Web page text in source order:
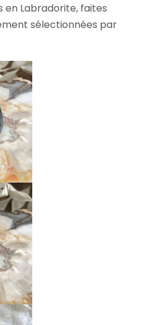
en Labradorite, faites
sélectionnées par